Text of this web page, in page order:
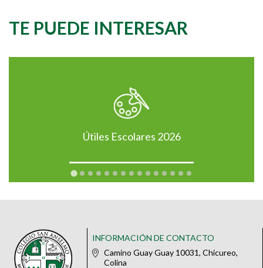
TE PUEDE INTERESAR
Útiles Escolares 2026
INFORMACIÓN DE CONTACTO
Camino Guay Guay 10031, Chicureo,
Colina